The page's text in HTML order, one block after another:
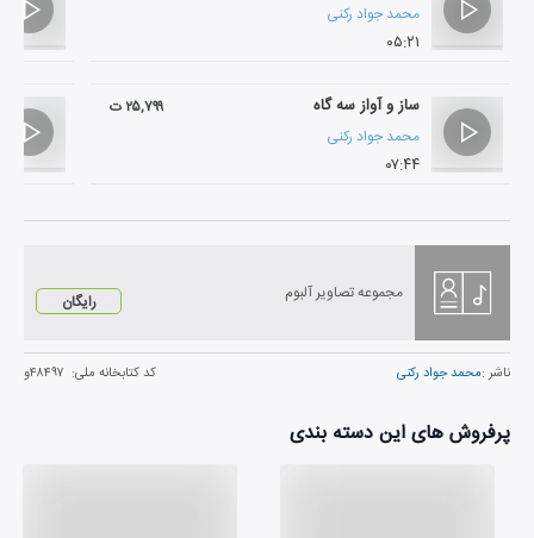
محمد جواد رکنی
۰۵:۲۱
ساز و آواز سه گاه
محمد جواد رکنی
۰۷:۴۴
۲۵,۷۹۹ ت
مجموعه تصاویر آلبوم رایگان
ناشر :محمد جواد رکنی کد کتابخانه ملی: ۴۸۴۹۷و
پرفروش های این دسته بندی